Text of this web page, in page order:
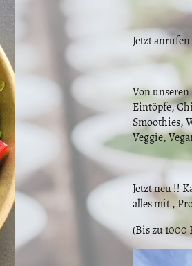
Jetzt anrufen
Von
Eintöpfe,
Smoothies,
Veggie,
Jetzt neu !!
alles mit ,
(Bis zu 1000